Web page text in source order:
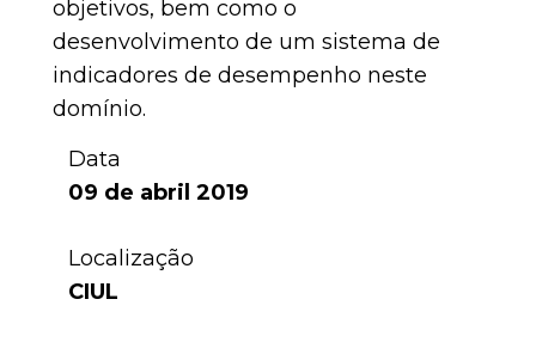
objetivos, bem como o
desenvolvimento de um sistema de
indicadores de desempenho neste
domínio.
Data
09 de abril 2019
Localização
CIUL